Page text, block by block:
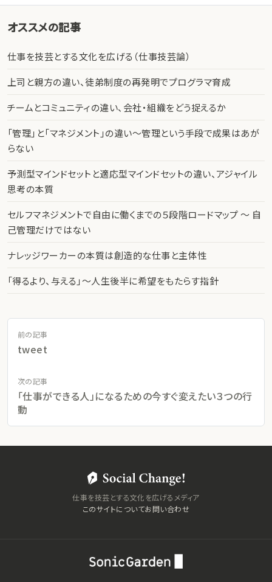
オススメの記事
仕事を技芸とする文化を広げる（仕事技芸論）
上司と親方の違い、徒弟制度の再発明でプログラマ育成
チームとコミュニティの違い、会社・組織をどう捉えるか
「管理」と「マネジメント」の違い〜管理という手段で成果はあが
らない
予測型マインドセットと適応型マインドセットの違い、アジャイル
思考の本質
セルフマネジメントで自由に働くまでの５段階ロードマップ 〜 自
己管理だけではない
ナレッジワーカーの本質は創造的な仕事と主体性
「得るより、与える」〜人生後半に希望をもたらす指針
前の記事
tweet
次の記事
「仕事ができる人」になるための今すぐ変えたい３つの行
動
仕事を技芸とする文化を広げるメディア
このサイトについてお問い合わせ